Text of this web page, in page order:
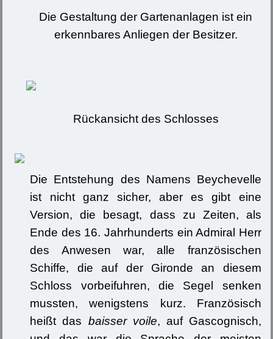
Die Gestaltung der Gartenanlagen ist ein
erkennbares Anliegen der Besitzer.
Rückansicht des Schlosses
Die Entstehung des Namens Beychevelle
ist nicht ganz sicher, aber es gibt eine
Version, die besagt, dass zu Zeiten, als
Ende des 16. Jahrhunderts ein Admiral Herr
des Anwesen war, alle französischen
Schiffe, die auf der Gironde an diesem
Schloss vorbeifuhren, die Segel senken
mussten, wenigstens kurz. Französisch
heißt das baisser voile, auf Gascognisch,